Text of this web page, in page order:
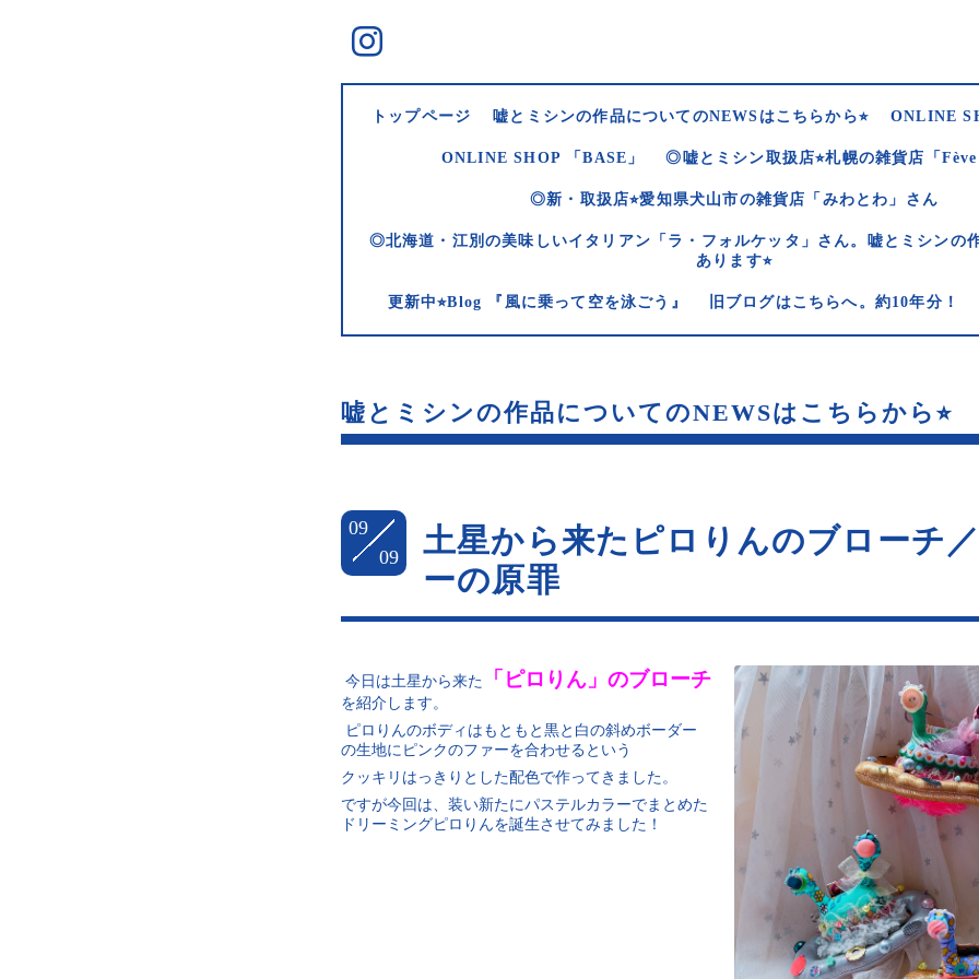
トップページ 嘘とミシンの作品についてのNEWSはこちらから⭐︎ ONLINE
ONLINE SHOP 「BASE」 ◎嘘とミシン取扱店⭐︎札幌の雑貨店「
◎新・取扱店⭐︎愛知県犬山市の雑貨店「みわとわ」さん
◎北海道・江別の美味しいイタリアン「ラ・フォルケッタ」さん。嘘とミシンの
あります⭐︎
更新中⭐︎Blog 『風に乗って空を泳ごう』 旧ブログはこちらへ。約10年分！
嘘とミシンの作品についてのNEWSはこちらから⭐︎
09
09
土星から来たピロりんのブローチ
ーの原罪
今日は土星から来た 「ピロりん」のブローチ
を紹介します。
ピロりんのボディはもともと黒と白の斜めボーダー
の生地にピンクのファーを合わせるという
クッキリはっきりとした配色で作ってきました。
ですが今回は、装い新たにパステルカラーでまとめた
ドリーミングピロりんを誕生させてみました！